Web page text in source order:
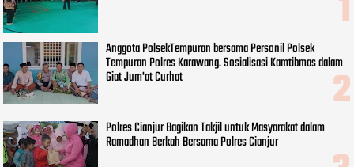
Anggota PolsekTempuran bersama Personil Polsek
Tempuran Polres Karawang. Sosialisasi Kamtibmas dalam
Giat Jum'at Curhat
Polres Cianjur Bagikan Takjil untuk Masyarakat dalam
Ramadhan Berkah Bersama Polres Cianjur